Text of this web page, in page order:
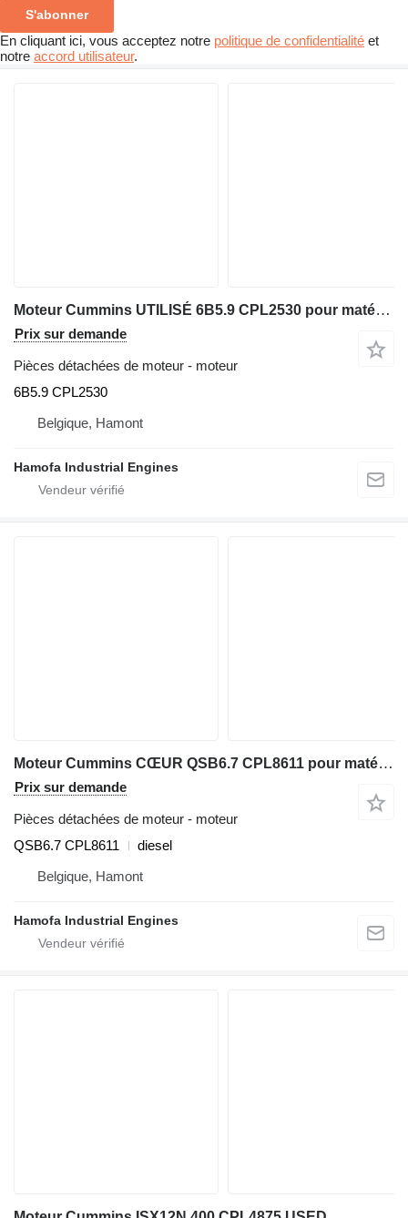
S'abonner
En cliquant ici, vous acceptez notre politique de confidentialité et
notre accord utilisateur.
Moteur Cummins UTILISÉ 6B5.9 CPL2530 pour matériel de TP
Prix sur demande
Pièces détachées de moteur - moteur
6B5.9 CPL2530
Belgique, Hamont
Hamofa Industrial Engines
Moteur Cummins CŒUR QSB6.7 CPL8611 pour matériel de TP
Prix sur demande
Pièces détachées de moteur - moteur
QSB6.7 CPL8611
diesel
Belgique, Hamont
Hamofa Industrial Engines